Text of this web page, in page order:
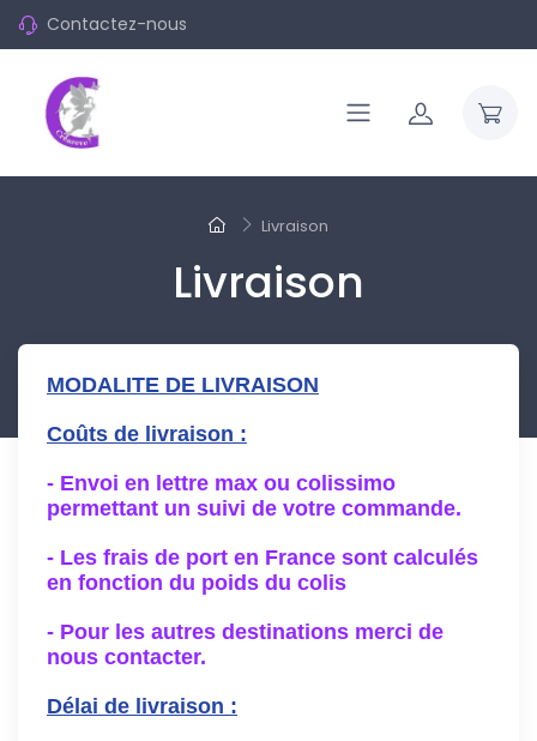
Contactez-nous
Livraison
Livraison
MODALITE DE LIVRAISON
Coûts de livraison :
- Envoi en lettre max ou colissimo
permettant un suivi de votre commande.
- Les frais de port en France sont calculés
en fonction du poids du colis
- Pour les autres destinations merci de
nous contacter.
Délai de livraison :